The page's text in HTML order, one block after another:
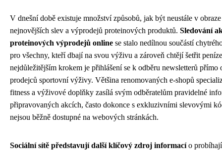
V dnešní době existuje množství způsobů, jak být neustále v
nejnovějších slev a výprodejů proteinových produktů. Sledování
proteinových výprodejů online se stalo nedílnou součástí
pro všechny, kteří dbají na svou výživu a zároveň chtějí šetřit
nejdůležitějším krokem je přihlášení se k odběru newsletterů přímo
prodejců sportovní výživy. Většina renomovaných e-shopů
fitness a výživové doplňky zasílá svým odběratelům pravidelné
připravovaných akcích, často dokonce s exkluzivními slevovými
nejsou běžně dostupné na webových stránkách.
Sociální sítě představují další klíčový zdroj informacío